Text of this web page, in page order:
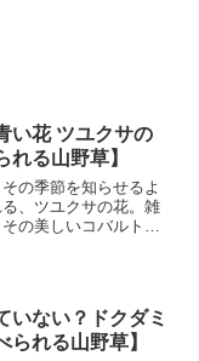
い花 ツユクサの
れる山野草】
の季節を知らせるよ
、ツユクサの花。雑
の美しいコバルトブ
（露草...
いない？ドクダミ
られる山野草】